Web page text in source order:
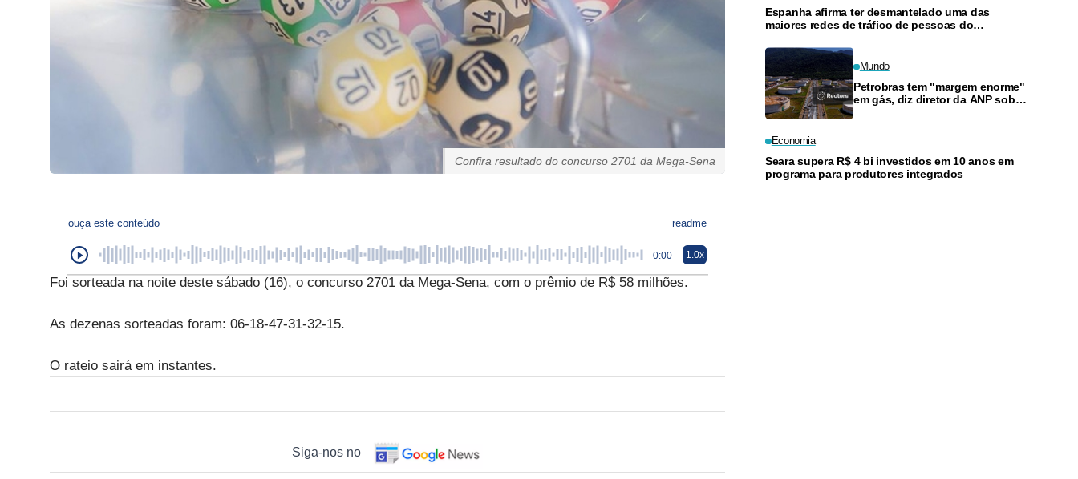
Confira resultado do concurso 2701 da Mega-Sena
ouça este conteúdo readme
0:00 1.0x
Foi sorteada na noite deste sábado (16), o concurso 2701 da Mega-Sena, com o prêmio de R$ 58 milhões.
As dezenas sorteadas foram: 06-18-47-31-32-15.
O rateio sairá em instantes.
Siga-nos no
Espanha afirma ter desmantelado uma das
maiores redes de tráfico de pessoas do
Mundo
Petrobras tem "margem enorme"
em gás, diz diretor da ANP sobre
Economia
Seara supera R$ 4 bi investidos em 10 anos em
programa para produtores integrados